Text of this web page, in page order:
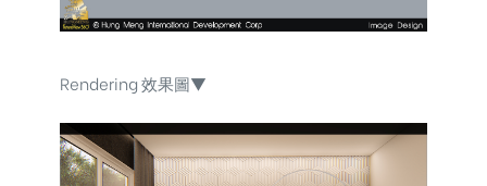
Rendering 效果圖▼